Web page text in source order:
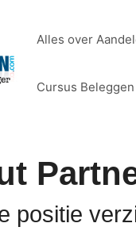
Alles over
Cursus Beleggen
positie